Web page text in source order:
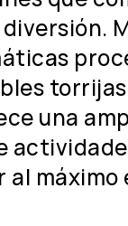
una
al máximo